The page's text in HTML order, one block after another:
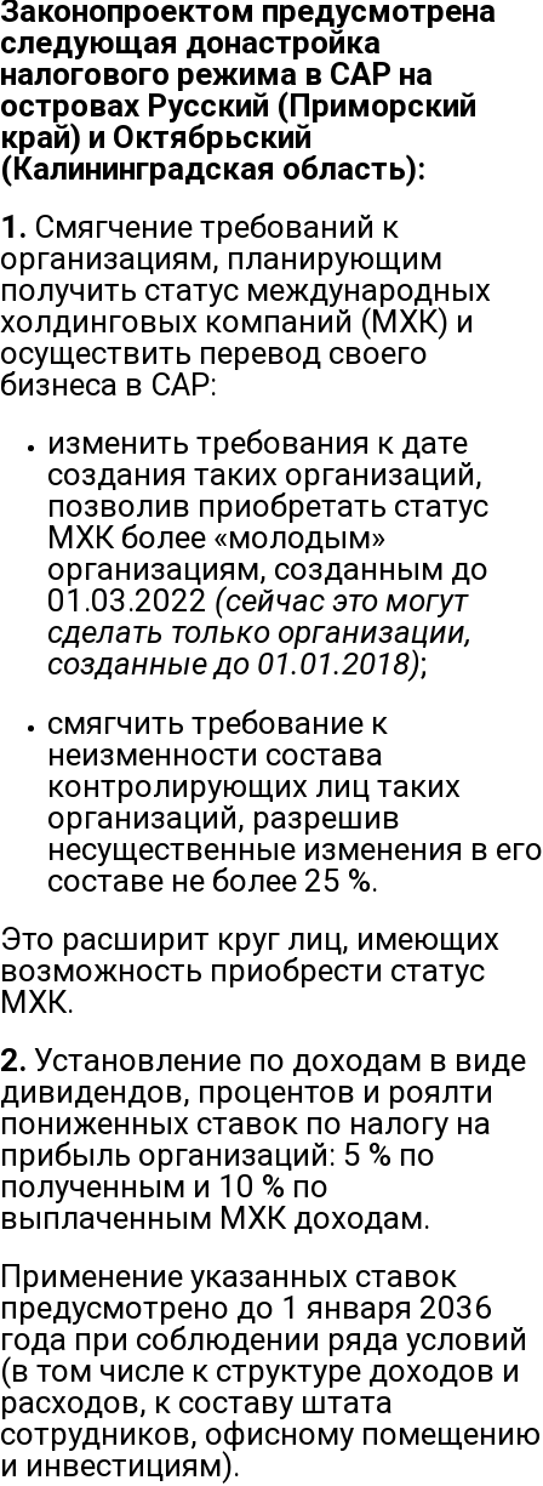
Законопроектом предусмотрена
следующая донастройка
налогового режима в САР на
островах Русский (Приморский
край) и Октябрьский
(Калининградская область):
1. Смягчение требований к
организациям, планирующим
получить статус международных
холдинговых компаний (МХК) и
осуществить перевод своего
бизнеса в САР:
изменить требования к дате
создания таких организаций,
позволив приобретать статус
МХК более «молодым»
организациям, созданным до
01.03.2022 (сейчас это могут
сделать только организации,
созданные до 01.01.2018);
смягчить требование к
неизменности состава
контролирующих лиц таких
организаций, разрешив
несущественные изменения в его
составе не более 25 %.
Это расширит круг лиц, имеющих
возможность приобрести статус
МХК.
2. Установление по доходам в виде
дивидендов, процентов и роялти
пониженных ставок по налогу на
прибыль организаций: 5 % по
полученным и 10 % по
выплаченным МХК доходам.
Применение указанных ставок
предусмотрено до 1 января 2036
года при соблюдении ряда условий
(в том числе к структуре доходов и
расходов, к составу штата
сотрудников, офисному помещению
и инвестициям).